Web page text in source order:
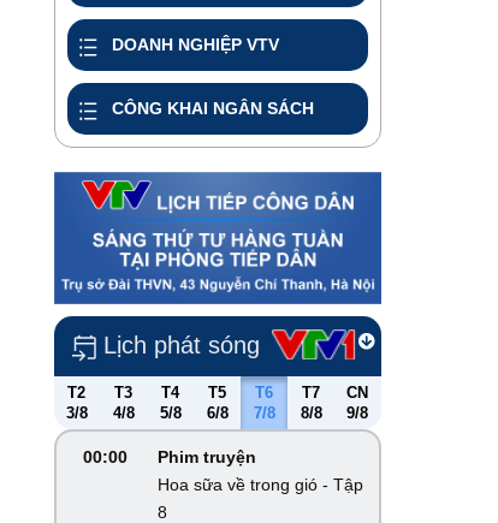
DOANH NGHIỆP VTV
CÔNG KHAI NGÂN SÁCH
Lịch phát sóng
T2
3/8
T3
4/8
T4
5/8
T5
6/8
T6
7/8
T7
8/8
CN
9/8
00:00
Phim truyện
Hoa sữa về trong gió - Tập
8